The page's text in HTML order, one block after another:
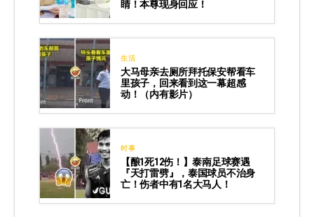
睛！本尊现身回应！
生活
大马母亲去厕所拜托保安帮看车
里孩子，回来看到这一幕超感
动！（内有影片）
时事
【酿1死12伤！】泰南足球赛遇
『天打雷劈』，泰国球员不治身
亡！伤者中有1名大马人！